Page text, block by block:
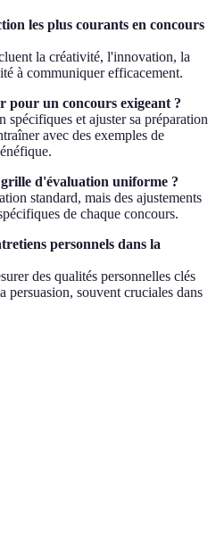
les plus courants en concours
la créativité, l'innovation, la
à communiquer efficacement.
pour un concours exigeant ?
spécifiques et ajuster sa préparation
avec des exemples de
d'évaluation uniforme ?
standard, mais des ajustements
de chaque concours.
personnels dans la
des qualités personnelles clés
persuasion, souvent cruciales dans